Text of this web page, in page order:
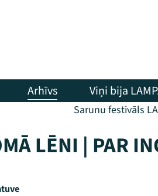
Arhīvs Viņi bija
Sarunu festivāls
LĒNI | PAR